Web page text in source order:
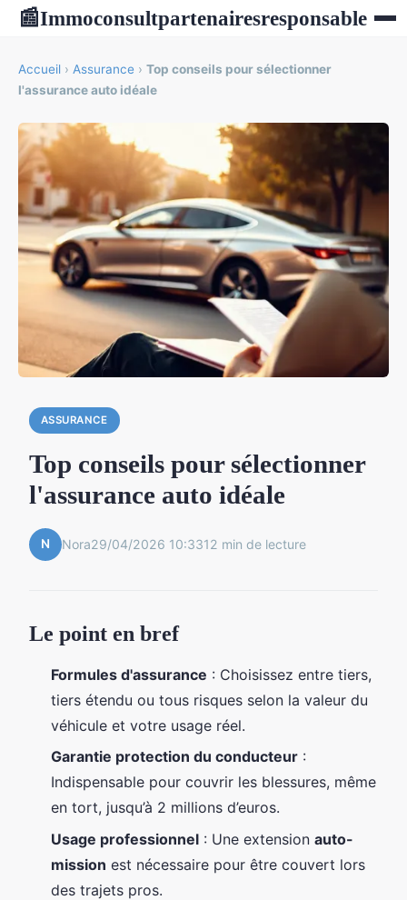
📰Immoconsultpartenairesresponsable
Accueil › Assurance › Top conseils pour sélectionner
l'assurance auto idéale
ASSURANCE
Top conseils pour sélectionner
l'assurance auto idéale
N Nora29/04/2026 10:3312 min de lecture
Le point en bref
Formules d'assurance : Choisissez entre tiers,
tiers étendu ou tous risques selon la valeur du
véhicule et votre usage réel.
Garantie protection du conducteur :
Indispensable pour couvrir les blessures, même
en tort, jusqu’à 2 millions d’euros.
Usage professionnel : Une extension auto-
mission est nécessaire pour être couvert lors
des trajets pros.